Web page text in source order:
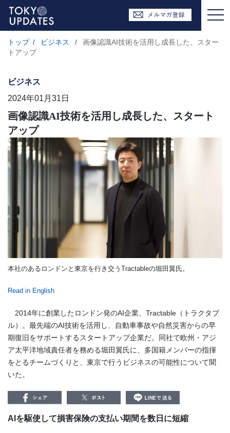
トップ / ビジネス /
画像認識AI技術を活用し成長した、スター
トアップ
ビジネス
2024年01月31日
画像認識AI技術を活用し成長した、スタート
アップ
本社のあるロンドンと東京を行き交うTractableの堀田翼氏。
Read in English
2014年に創業したロンドン発のAI企業、Tractable（トラクタブ
ル）。最先端のAI技術を活用し、自動車事故や自然災害からの早
期復旧をサポートするスタートアップ企業だ。同社で欧州・アジ
ア太平洋地域責任者を務める堀田翼氏に、多国籍メンバーの指揮
をとるチームづくりと、東京で行うビジネスの可能性について聞
いた。
AIを駆使して損害保険の支払い期間を数日に短縮